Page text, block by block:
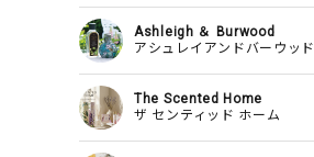
Ashleigh ＆ Burwood
アシュレイアンドバーウッド
The Scented Home
ザ センティッド ホーム